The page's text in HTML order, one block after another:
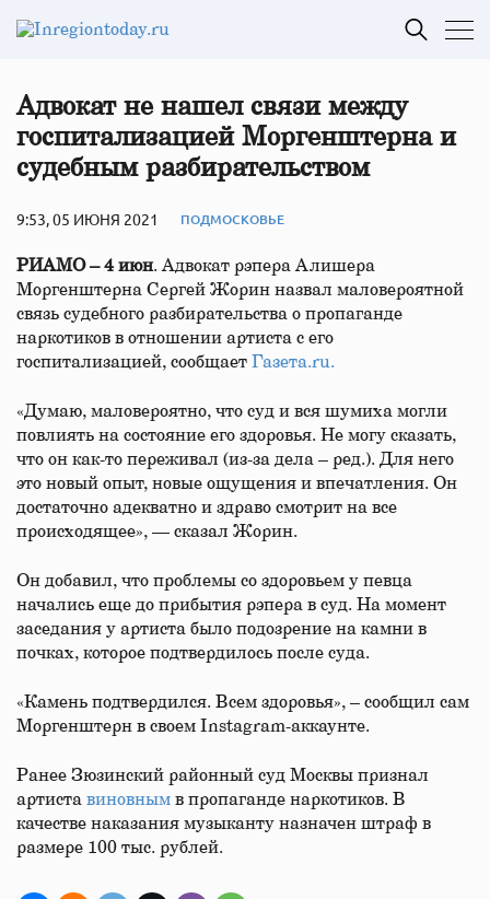
Адвокат не нашел связи между
госпитализацией Моргенштерна и
судебным разбирательством
9:53, 05 ИЮНЯ 2021 ПОДМОСКОВЬЕ
РИАМО – 4 июн. Адвокат рэпера Алишера
Моргенштерна Сергей Жорин назвал маловероятной
связь судебного разбирательства о пропаганде
наркотиков в отношении артиста с его
госпитализацией, сообщает Газета.ru.
«Думаю, маловероятно, что суд и вся шумиха могли
повлиять на состояние его здоровья. Не могу сказать,
что он как-то переживал (из-за дела – ред.). Для него
это новый опыт, новые ощущения и впечатления. Он
достаточно адекватно и здраво смотрит на все
происходящее», — сказал Жорин.
Он добавил, что проблемы со здоровьем у певца
начались еще до прибытия рэпера в суд. На момент
заседания у артиста было подозрение на камни в
почках, которое подтвердилось после суда.
«Камень подтвердился. Всем здоровья», – сообщил сам
Моргенштерн в своем Instagram-аккаунте.
Ранее Зюзинский районный суд Москвы признал
артиста виновным в пропаганде наркотиков. В
качестве наказания музыканту назначен штраф в
размере 100 тыс. рублей.